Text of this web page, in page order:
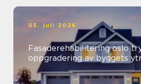
05. juli 2026
Fasaderehabilitering oslo trygg og varig
oppgradering av byggets